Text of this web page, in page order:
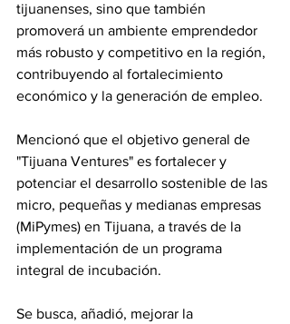
tijuanenses, sino que también
promoverá un ambiente emprendedor
más robusto y competitivo en la región,
contribuyendo al fortalecimiento
económico y la generación de empleo.
Mencionó que el objetivo general de
"Tijuana Ventures" es fortalecer y
potenciar el desarrollo sostenible de las
micro, pequeñas y medianas empresas
(MiPymes) en Tijuana, a través de la
implementación de un programa
integral de incubación.
Se busca, añadió, mejorar la